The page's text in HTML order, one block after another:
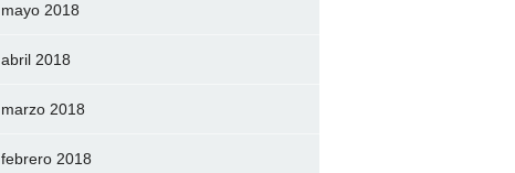
mayo 2018
abril 2018
marzo 2018
febrero 2018